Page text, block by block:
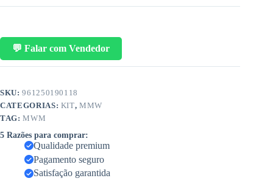
💬 Falar com Vendedor
SKU:961250190118
CATEGORIAS: KIT,MMW
TAG:MWM
5 Razões para comprar:
Qualidade premium
Pagamento seguro
Satisfação garantida